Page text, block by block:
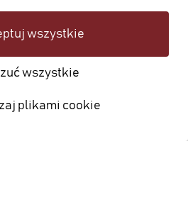
wszystkie
wszystkie
plikami cookie